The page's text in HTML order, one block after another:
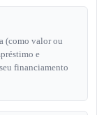
(como valor ou
e
financiamento